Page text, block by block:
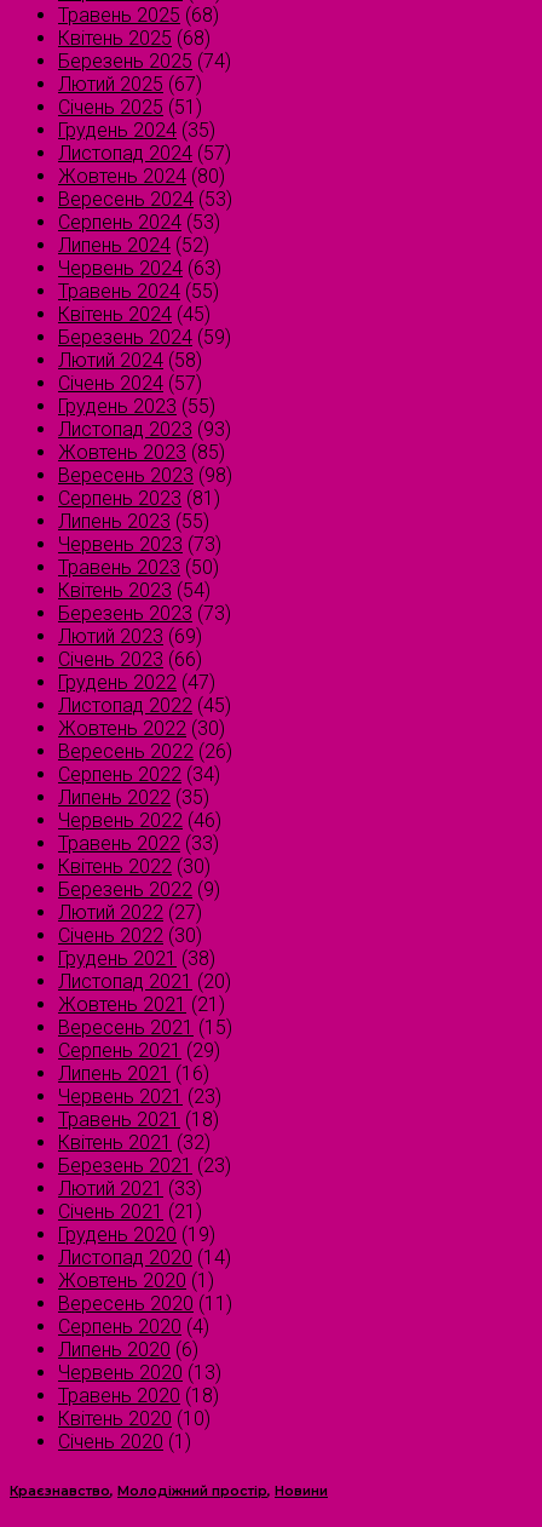
Травень 2025 (68)
Квітень 2025 (68)
Березень 2025 (74)
Лютий 2025 (67)
Січень 2025 (51)
Грудень 2024 (35)
Листопад 2024 (57)
Жовтень 2024 (80)
Вересень 2024 (53)
Серпень 2024 (53)
Липень 2024 (52)
Червень 2024 (63)
Травень 2024 (55)
Квітень 2024 (45)
Березень 2024 (59)
Лютий 2024 (58)
Січень 2024 (57)
Грудень 2023 (55)
Листопад 2023 (93)
Жовтень 2023 (85)
Вересень 2023 (98)
Серпень 2023 (81)
Липень 2023 (55)
Червень 2023 (73)
Травень 2023 (50)
Квітень 2023 (54)
Березень 2023 (73)
Лютий 2023 (69)
Січень 2023 (66)
Грудень 2022 (47)
Листопад 2022 (45)
Жовтень 2022 (30)
Вересень 2022 (26)
Серпень 2022 (34)
Липень 2022 (35)
Червень 2022 (46)
Травень 2022 (33)
Квітень 2022 (30)
Березень 2022 (9)
Лютий 2022 (27)
Січень 2022 (30)
Грудень 2021 (38)
Листопад 2021 (20)
Жовтень 2021 (21)
Вересень 2021 (15)
Серпень 2021 (29)
Липень 2021 (16)
Червень 2021 (23)
Травень 2021 (18)
Квітень 2021 (32)
Березень 2021 (23)
Лютий 2021 (33)
Січень 2021 (21)
Грудень 2020 (19)
Листопад 2020 (14)
Жовтень 2020 (1)
Вересень 2020 (11)
Серпень 2020 (4)
Липень 2020 (6)
Червень 2020 (13)
Травень 2020 (18)
Квітень 2020 (10)
Січень 2020 (1)
Краєзнавство, Молодіжний простір, Новини